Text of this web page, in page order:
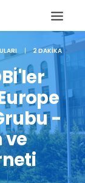
| 2 DAKIKA
-
ve